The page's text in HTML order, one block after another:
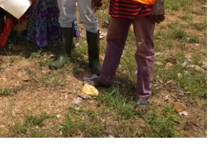
ARCOD
CONSTRUIRE ENSEMBLE
MAPTO
PASDI-AFRIQUE
ADIEJ
Nous soutenir
IPM
BAKITHA
LE PRINCE
MON AVENIR
EXCELLENCE